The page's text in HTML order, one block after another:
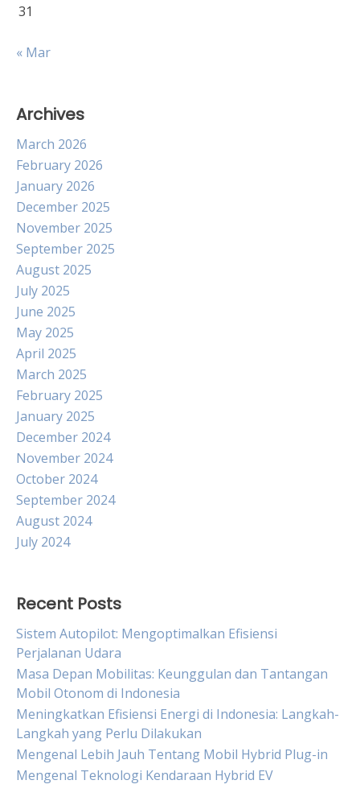
31
« Mar
Archives
March 2026
February 2026
January 2026
December 2025
November 2025
September 2025
August 2025
July 2025
June 2025
May 2025
April 2025
March 2025
February 2025
January 2025
December 2024
November 2024
October 2024
September 2024
August 2024
July 2024
Recent Posts
Sistem Autopilot: Mengoptimalkan Efisiensi
Perjalanan Udara
Masa Depan Mobilitas: Keunggulan dan Tantangan
Mobil Otonom di Indonesia
Meningkatkan Efisiensi Energi di Indonesia: Langkah-
Langkah yang Perlu Dilakukan
Mengenal Lebih Jauh Tentang Mobil Hybrid Plug-in
Mengenal Teknologi Kendaraan Hybrid EV